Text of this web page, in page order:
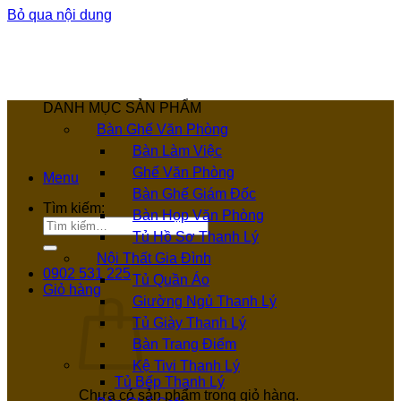
Bỏ qua nội dung
Menu
Tìm kiếm:
0902 531 225
Giỏ hàng
Chưa có sản phẩm trong giỏ hàng.
DANH MỤC SẢN PHẨM
Bàn Ghế Văn Phòng
Bàn Làm Việc
Ghế Văn Phòng
Bàn Ghế Giám Đốc
Bàn Họp Văn Phòng
Tủ Hồ Sơ Thanh Lý
Nội Thất Gia Đình
Tủ Quần Áo
Giường Ngủ Thanh Lý
Tủ Giày Thanh Lý
Bàn Trang Điểm
Kệ Tivi Thanh Lý
Tủ Bếp Thanh Lý